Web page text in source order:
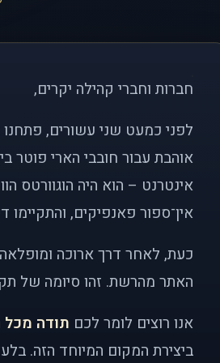
חברות וחברי קהילה יקרים,
אוהבת עבור חובבי הארי פוטר
אינטרנט – הוא היה הוגוורטס
אין־ספור פאנפיקים, והתקיימו
כעת, לאחר דרך ארוכה
האתר מהרשת. זהו סיומה של
אנו רוצים לומר לכם תודה מכל
ביצירת המקום המיוחד הזה.